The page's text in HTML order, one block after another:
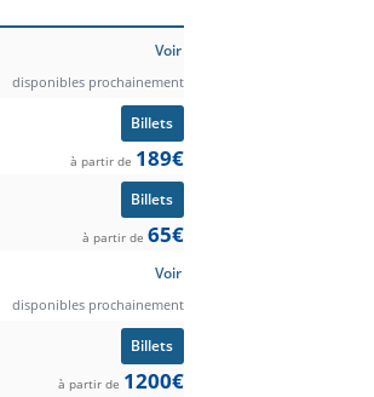
Voir
disponibles prochainement
Billets
à partir de 189€
Billets
à partir de 65€
Voir
disponibles prochainement
Billets
à partir de 1200€